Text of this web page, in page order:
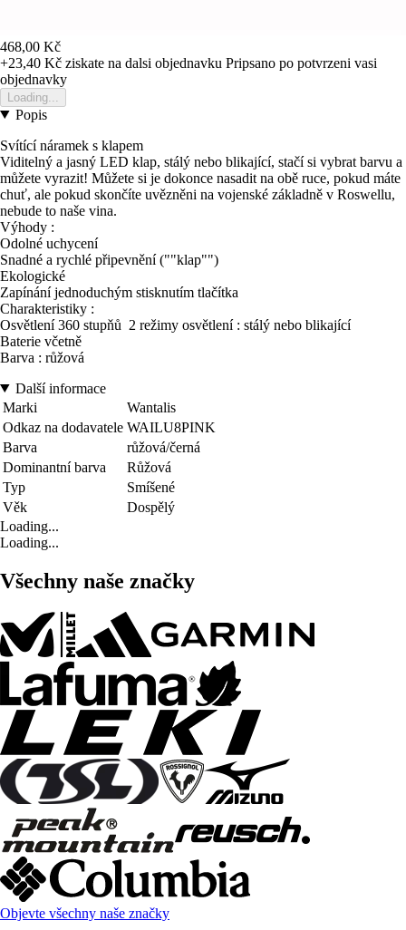
468,00 Kč
+23,40 Kč ziskate na dalsi objednavku Pripsano po potvrzeni vasi
objednavky
Loading...
Popis
Svítící náramek s klapem
Viditelný a jasný LED klap, stálý nebo blikající, stačí si vybrat barvu a
můžete vyrazit! Můžete si je dokonce nasadit na obě ruce, pokud máte
chuť, ale pokud skončíte uvězněni na vojenské základně v Roswellu,
nebude to naše vina.
Výhody :
Odolné uchycení
Snadné a rychlé připevnění (""klap"")
Ekologické
Zapínání jednoduchým stisknutím tlačítka
Charakteristiky :
Osvětlení 360 stupňů 2 režimy osvětlení : stálý nebo blikající
Baterie včetně
Barva : růžová
Další informace
Marki
Wantalis
Odkaz na dodavatele WAILU8PINK
Barva
růžová/černá
Dominantní barva
Růžová
Typ
Smíšené
Věk
Dospělý
Loading...
Loading...
Všechny naše značky
Objevte všechny naše značky